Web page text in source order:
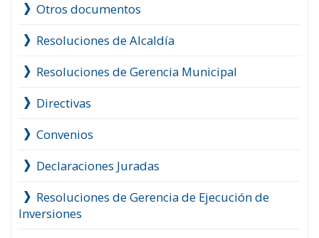
Otros documentos
Resoluciones de Alcaldía
Resoluciones de Gerencia Municipal
Directivas
Convenios
Declaraciones Juradas
Resoluciones de Gerencia de Ejecución de
Inversiones